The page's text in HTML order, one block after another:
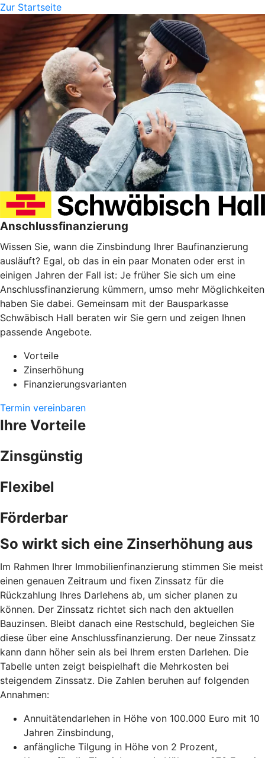
Zur Startseite
Anschlussfinanzierung
Wissen Sie, wann die Zinsbindung Ihrer Baufinanzierung
ausläuft? Egal, ob das in ein paar Monaten oder erst in
einigen Jahren der Fall ist: Je früher Sie sich um eine
Anschlussfinanzierung kümmern, umso mehr Möglichkeiten
haben Sie dabei. Gemeinsam mit der Bausparkasse
Schwäbisch Hall beraten wir Sie gern und zeigen Ihnen
passende Angebote.
Vorteile
Zinserhöhung
Finanzierungsvarianten
Termin vereinbaren
Ihre Vorteile
Zinsgünstig
Flexibel
Förderbar
So wirkt sich eine Zinserhöhung aus
Im Rahmen Ihrer Immobilienfinanzierung stimmen Sie meist
einen genauen Zeitraum und fixen Zinssatz für die
Rückzahlung Ihres Darlehens ab, um sicher planen zu
können. Der Zinssatz richtet sich nach den aktuellen
Bauzinsen. Bleibt danach eine Restschuld, begleichen Sie
diese über eine Anschlussfinanzierung. Der neue Zinssatz
kann dann höher sein als bei Ihrem ersten Darlehen. Die
Tabelle unten zeigt beispielhaft die Mehrkosten bei
steigendem Zinssatz. Die Zahlen beruhen auf folgenden
Annahmen:
Annuitätendarlehen in Höhe von 100.000 Euro mit 10
Jahren Zinsbindung,
anfängliche Tilgung in Höhe von 2 Prozent,